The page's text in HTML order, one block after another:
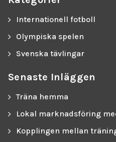
Internationell fotboll
Olympiska spelen
Svenska tävlingar
Senaste Inläggen
Träna hemma
Lokal marknadsföring
Kopplingen mellan